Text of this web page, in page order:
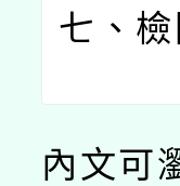
七、
內文可